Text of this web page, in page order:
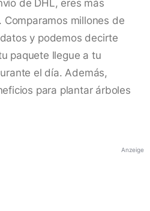
de DHL, eres más
millones de
y podemos decirte
paquete llegue a tu
el día. Además,
para plantar árboles
Anzeige